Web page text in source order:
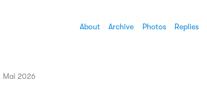
About Archive Photos Replies
Mai 2026